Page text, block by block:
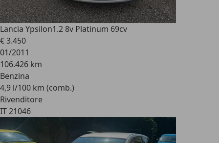
Lancia Ypsilon1.2 8v Platinum 69cv
€ 3.450
01/2011
106.426 km
Benzina
4,9 l/100 km (comb.)
Rivenditore
IT 21046